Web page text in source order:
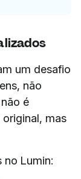
um desafio
não
é
mas
no Lumin: